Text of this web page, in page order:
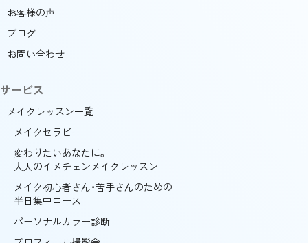
お客様の声
ブログ
お問い合わせ
サービス
メイクレッスン一覧
メイクセラピー
変わりたいあなたに。
大人のイメチェンメイクレッスン
メイク初心者さん・苦手さんのための
半日集中コース
パーソナルカラー診断